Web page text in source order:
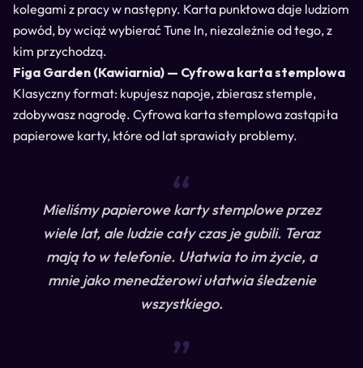
kolegami z pracy w następny. Karta punktowa daje ludziom
powód, by wciąż wybierać Tune In, niezależnie od tego, z
kim przychodzą.
Figa Garden (Kawiarnia) — Cyfrowa karta stemplowa
Klasyczny format: kupujesz napoje, zbierasz stemple,
zdobywasz nagrodę. Cyfrowa karta stemplowa zastąpiła
papierowe karty, które od lat sprawiały problemy.
“
Mieliśmy papierowe karty stemplowe przez
wiele lat, ale ludzie cały czas je gubili. Teraz
mają to w telefonie. Ułatwia to im życie, a
mnie jako menedżerowi ułatwia śledzenie
wszystkiego.
“